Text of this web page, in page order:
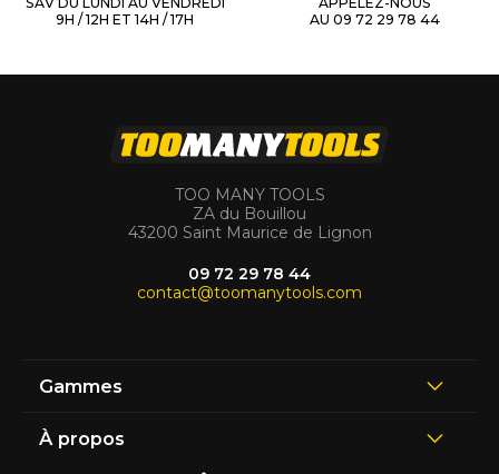
9H / 12H ET 14H / 17H
AU 09 72 29 78 44
TOO MANY TOOLS
ZA du Bouillou
43200 Saint Maurice de Lignon
09 72 29 78 44
contact@toomanytools.com
Gammes
À propos